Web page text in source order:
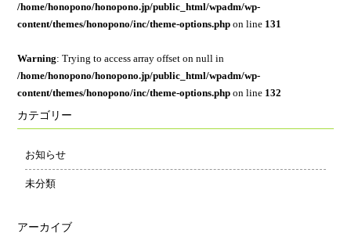
/home/honopono/honopono.jp/public_html/wpadm/wp-
content/themes/honopono/inc/theme-options.phpon line 131
Warning: Trying to access array offset on null in
/home/honopono/honopono.jp/public_html/wpadm/wp-
content/themes/honopono/inc/theme-options.phpon line 132
カテゴリー
お知らせ
未分類
アーカイブ